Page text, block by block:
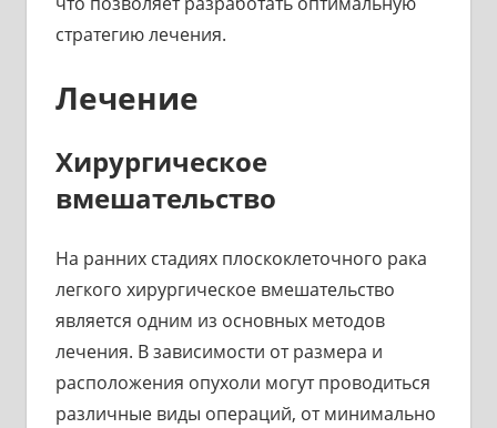
стратегию лечения.
Лечение
Хирургическое
вмешательство
На ранних стадиях плоскоклеточного рака
легкого хирургическое вмешательство
является одним из основных методов
лечения. В зависимости от размера и
расположения опухоли могут проводиться
различные виды операций, от минимально